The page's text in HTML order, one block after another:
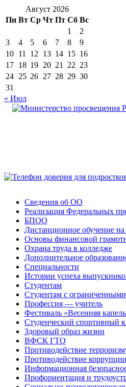
Август 2026
Пн Вт Ср Чт Пт Сб Вс
1
2
3
4 5 6 7 8
9
10 11 12 13 14 15 16
17 18 19 20 21 22 23
24 25 26 27 28 29 30
31
« Июл
Сведения об ОО
Реализация Федеральных
БПОО
Дистанционное обучение
Основы финансовой
Охрана труда в колледже
Дополнительное
Специальности
Истории успеха
Студентам
Студентам с
Профессия — учитель
Фестиваль «Весенняя
Студенческий
Здоровый образ жизни
ВФСК ГТО
Противодействие
Противодействие коррупции
Информационная
Профориентация и